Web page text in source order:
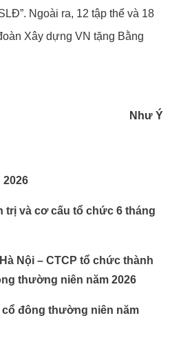
Ngoài ra, 12 tập thể và 18
Xây dựng VN tặng Bằng
Như Ý
2026
trị và cơ cấu tổ chức 6 tháng
Nội – CTCP tổ chức thành
thường niên năm 2026
đông thường niên năm